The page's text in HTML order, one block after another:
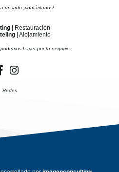
un lado ¡contáctanos!
| Restauración
| Alojamiento
hacer por tu negocio
Redes